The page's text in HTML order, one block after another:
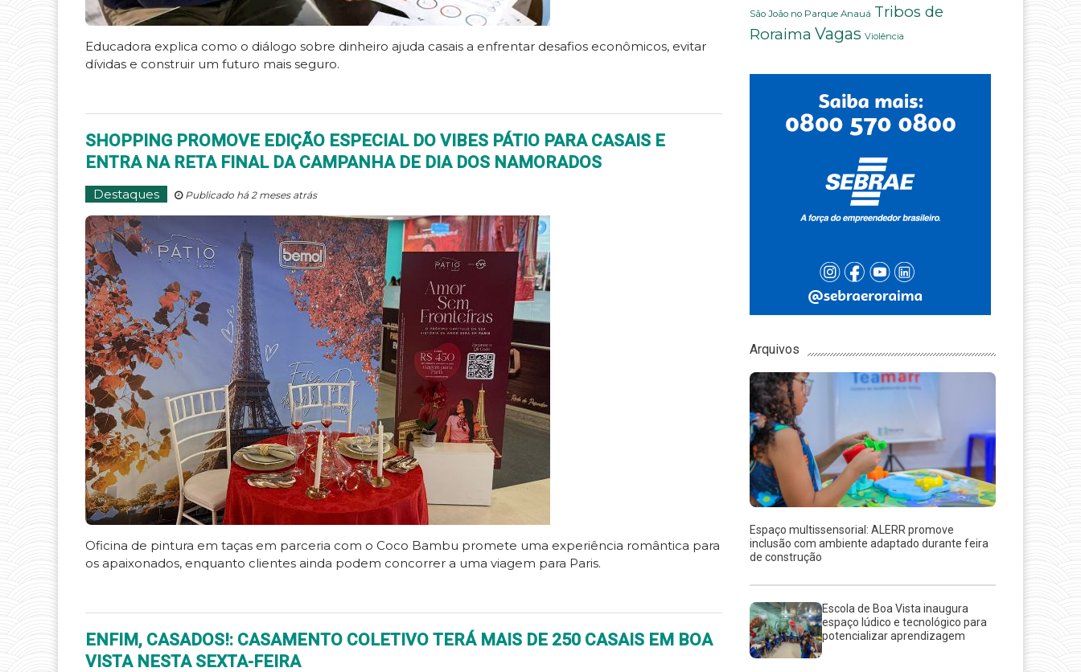
Educadora explica como o diálogo sobre dinheiro ajuda casais a enfrentar desafios econômicos, evitar
dívidas e construir um futuro mais seguro.
SHOPPING PROMOVE EDIÇÃO ESPECIAL DO VIBES PÁTIO PARA CASAIS E
ENTRA NA RETA FINAL DA CAMPANHA DE DIA DOS NAMORADOS
Destaques Publicado há 2 meses atrás
Oficina de pintura em taças em parceria com o Coco Bambu promete uma experiência romântica para
os apaixonados, enquanto clientes ainda podem concorrer a uma viagem para Paris.
ENFIM, CASADOS!: CASAMENTO COLETIVO TERÁ MAIS DE 250 CASAIS EM BOA
VISTA NESTA SEXTA-FEIRA
São João no Parque Anauá Tribos de
Roraima Vagas Violência
Arquivos
Espaço multissensorial: ALERR promove
inclusão com ambiente adaptado durante feira
de construção
Escola de Boa Vista inaugura
espaço lúdico e tecnológico para
potencializar aprendizagem